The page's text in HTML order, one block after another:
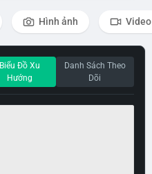
Hình ảnh Video
Biểu Đồ Xu
Hướng
Danh Sách Theo
Dõi